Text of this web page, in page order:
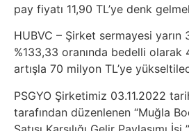
pay fiyatı 11,90 TL’ye denk
HUBVC – Şirket sermayesi yarın
%133,33 oranında bedelli
artışla 70 milyon TL’ye
PSGYO Şirketimiz 03.11.2022
tarafından düzenlenen “Muğla